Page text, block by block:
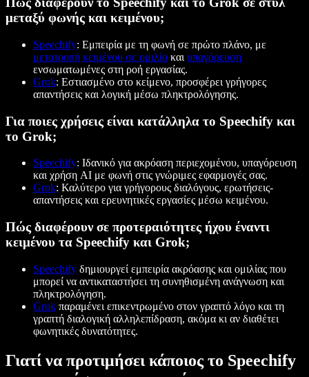
μεταξύ φωνής και κειμένου;
Speechify: Εμπειρία με τη φωνή σε πρώτο πλάνο, με
μετατροπή κειμένου σε ομιλία και υπαγόρευση
ενσωματωμένες στη ροή εργασίας.
Grok: Εστιασμένο στο κείμενο, προσφέρει γρήγορες
απαντήσεις και λογική μέσω πληκτρολόγησης.
Για ποιες χρήσεις είναι κατάλληλα το Speechify και
το Grok;
Speechify: Ιδανικό για ακρόαση περιεχομένου, υπαγόρευση
και χρήση AI με φωνή στις γνώριμες εφαρμογές σας.
Grok: Καλύτερο για γρήγορους διαλόγους, ερωτήσεις-
απαντήσεις και ερευνητικές εργασίες μέσω κειμένου.
Πώς διαφέρουν σε προτεραιότητες ήχου έναντι
κειμένου τα Speechify και Grok;
Speechify δημιουργεί εμπειρία ακρόασης και ομιλίας που
μπορεί να αντικαταστήσει τη συνηθισμένη ανάγνωση και
πληκτρολόγηση.
Grok παραμένει επικεντρωμένο στον γραπτό λόγο και τη
γραπτή διαλογική αλληλεπίδραση, ακόμα κι αν διαθέτει
φωνητικές δυνατότητες.
Γιατί να προτιμήσει κάποιος το Speechify